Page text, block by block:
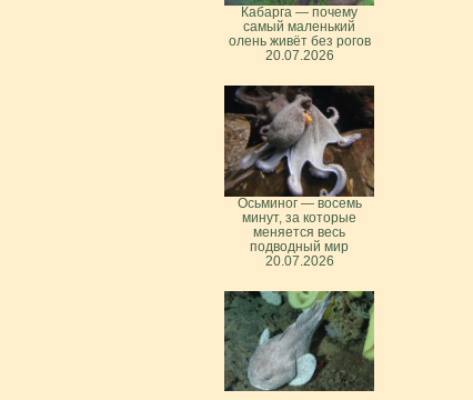
Кабарга — почему
самый маленький
олень живёт без рогов
20.07.2026
Осьминог — восемь
минут, за которые
меняется весь
подводный мир
20.07.2026